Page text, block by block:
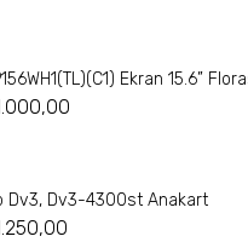
Ekran 15.6”
Dv3, Dv3-4300st Anakart